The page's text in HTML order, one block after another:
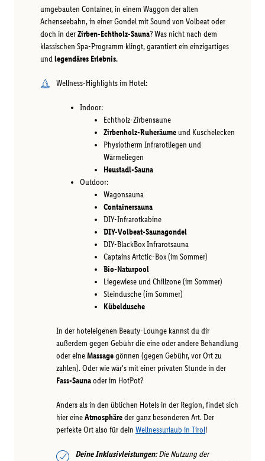
umgebauten Container, in einem Waggon der alten
Achenseebahn, in einer Gondel mit Sound von Volbeat oder
doch in derZirben-Echtholz-Sauna? Was nicht nach dem
klassischen Spa-Programm klingt, garantiert ein einzigartiges
undlegendäres Erlebnis.
Wellness-Highlights im Hotel:
Indoor:
Echtholz-Zirbensaune
Zirbenholz-Ruheräume und Kuschelecken
Physiotherm Infrarotliegen und
Wärmeliegen
Heustadl-Sauna
Outdoor:
Wagonsauna
Containersauna
DIY-Infrarotkabine
DIY-Volbeat-Saunagondel
DIY-BlackBox Infrarotsauna
Captains Artctic-Box (im Sommer)
Bio-Naturpool
Liegewiese und Chillzone (im Sommer)
Steindusche (im Sommer)
Kübeldusche
In der hoteleigenen Beauty-Lounge kannst du dir
außerdem gegen Gebühr die eine oder andere Behandlung
oder eineMassagegönnen (gegen Gebühr, vor Ort zu
zahlen). Oder wie wär's mit einer privaten Stunde in der
Fass-Saunaoder im HotPot?
Anders als in den üblichen Hotels in der Region, findet sich
hier eineAtmosphäreder ganz besonderen Art. Der
perfekte Ort also für dein Wellnessurlaub in Tirol!
Deine Inklusivleistungen:Die Nutzung der